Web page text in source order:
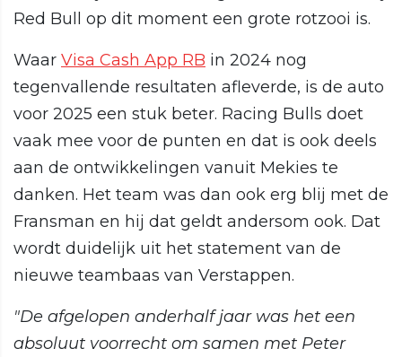
Red Bull op dit moment een grote rotzooi is.
Waar Visa Cash App RB in 2024 nog
tegenvallende resultaten afleverde, is de auto
voor 2025 een stuk beter. Racing Bulls doet
vaak mee voor de punten en dat is ook deels
aan de ontwikkelingen vanuit Mekies te
danken. Het team was dan ook erg blij met de
Fransman en hij dat geldt andersom ook. Dat
wordt duidelijk uit het statement van de
nieuwe teambaas van Verstappen.
"De afgelopen anderhalf jaar was het een
absoluut voorrecht om samen met Peter